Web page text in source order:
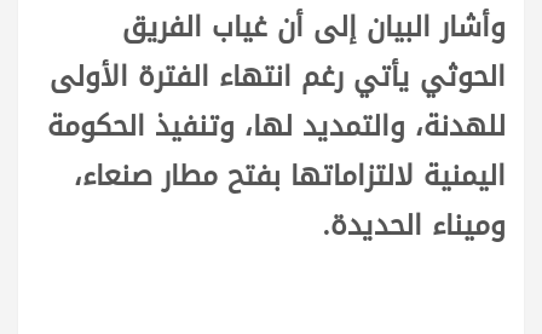
وأشار البيان إلى أن غياب الفريق
الحوثي يأتي رغم انتهاء الفترة الأولى
للهدنة، والتمديد لها، وتنفيذ الحكومة
اليمنية لالتزاماتها بفتح مطار صنعاء،
وميناء الحديدة.